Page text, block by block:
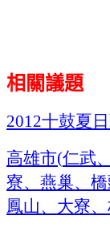
相關議題
2012十鼓夏
高雄市(仁武
寮、燕巢、
鳳山、大寮